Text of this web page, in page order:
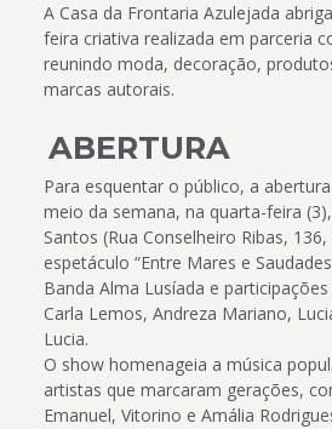
A Casa da Frontaria Azulejada
feira criativa realizada em parceria
reunindo moda, decoração,
marcas autorais.
ABERTURA
Para esquentar o público, a
meio da semana, na quarta-feira
Santos (Rua Conselheiro Ribas,
espetáculo “Entre Mares e
Banda Alma Lusíada e
Carla Lemos, Andreza Mariano,
Lucia.
O show homenageia a música
artistas que marcaram gerações,
Emanuel, Vitorino e Amália